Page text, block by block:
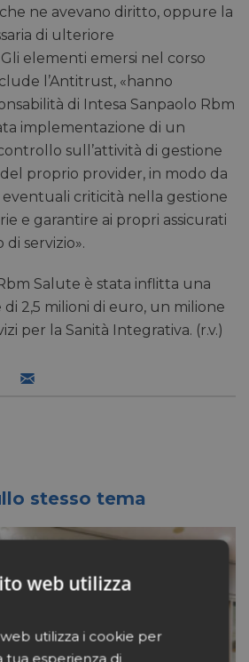
ne avevano diritto, oppure la
di ulteriore
elementi emersi nel corso
l’Antitrust, «hanno
di Intesa Sanpaolo Rbm
implementazione di un
sull’attività di gestione
proprio provider, in modo da
criticità nella gestione
e garantire ai propri assicurati
servizio».
Salute è stata inflitta una
2,5 milioni di euro, un milione
per la Sanità Integrativa. (r.v.)
stesso tema
web utilizza
utilizza i cookie per
tua esperienza di